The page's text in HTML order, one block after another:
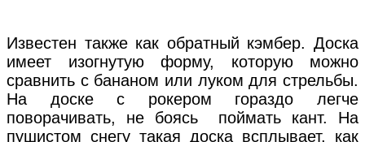
Известен также как обратный кэмбер. Доска
имеет изогнутую форму, которую можно
сравнить с бананом или луком для стрельбы.
На доске с рокером гораздо легче
поворачивать, не боясь поймать кант. На
пушистом снегу такая доска всплывает, как